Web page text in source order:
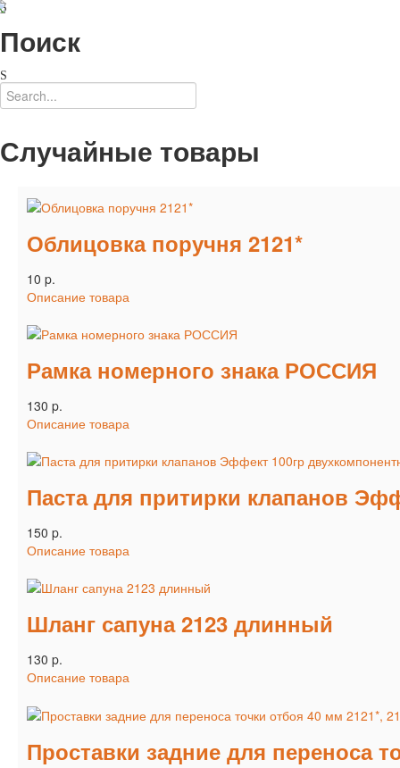
Поиск
Случайные товары
Облицовка поручня 2121*
10 p.
Описание товара
Рамка номерного знака РОССИЯ
130 p.
Описание товара
Паста для притирки клапанов
150 p.
Описание товара
Шланг сапуна 2123 длинный
130 p.
Описание товара
Проставки задние для переноса